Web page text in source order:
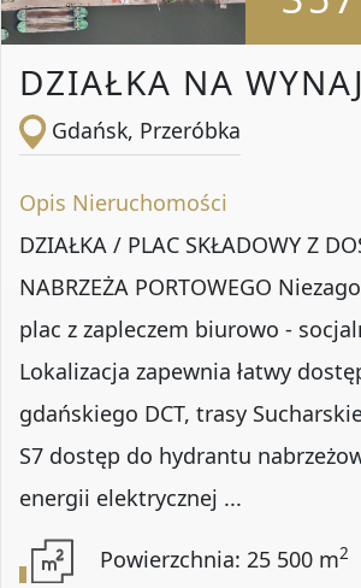
DZIAŁKA NA
Gdańsk, Przeróbka
Opis Nieruchomości
DZIAŁKA / PLAC SKŁADOWY Z
NABRZEŻA PORTOWEGO
plac z zapleczem biurowo -
Lokalizacja zapewnia łatwy
gdańskiego DCT, trasy
S7 dostęp do hydrantu
energii elektrycznej ...
Powierzchnia: 25 500 m2